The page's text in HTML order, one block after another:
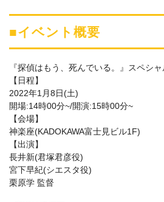
■イベント概要
『探偵はもう、死んでいる。』スペシ
【日程】
2022年1月8日(土)
開場:14時00分~/開演:15時00分~
【会場】
神楽座(KADOKAWA富士見ビル1F)
【出演】
長井新(君塚君彦役)
宮下早紀(シエスタ役)
栗原学 監督